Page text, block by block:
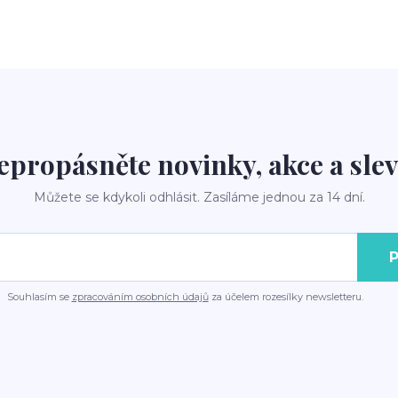
novinky, akce a
Můžete se kdykoli odhlásit. Zasíláme jednou za 14 dní.
Souhlasím se zpracováním osobních údajůza účelem rozesílky newsletteru.